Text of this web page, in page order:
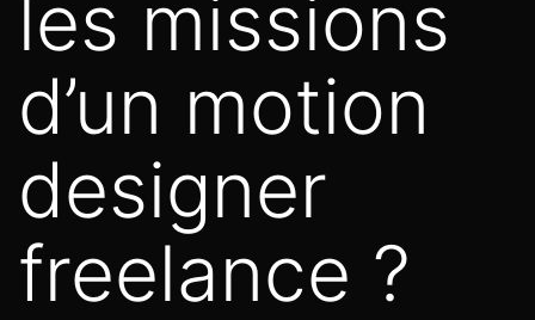
les missions
d’un motion
designer
freelance ?